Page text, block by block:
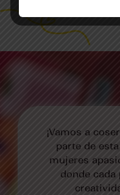
¡Vamos a
parte de
mujeres
donde cada